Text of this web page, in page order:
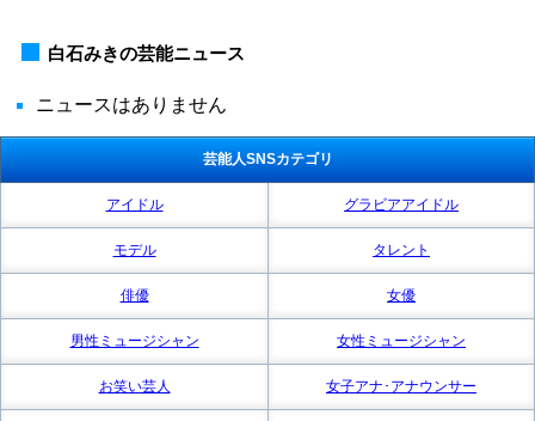
白石みきの芸能ニュース
ニュースはありません
芸能人SNSカテゴリ
アイドル グラビアアイドル
モデル タレント
俳優 女優
男性ミュージシャン 女性ミュージシャン
お笑い芸人 女子アナ･アナウンサー